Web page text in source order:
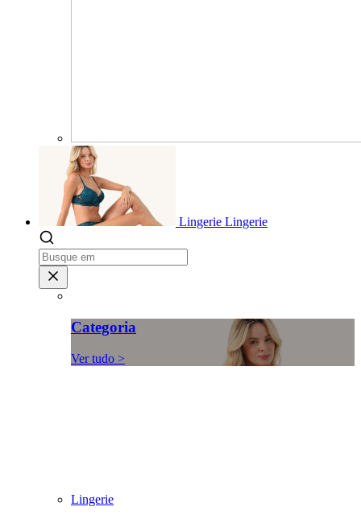
Lingerie Lingerie
Categoria
Ver tudo >
Lingerie